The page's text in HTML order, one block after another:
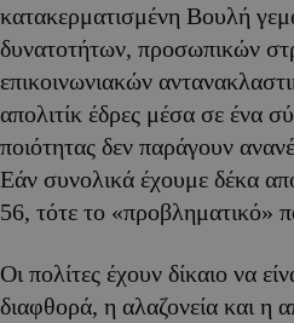
κατακερματισμένη Βουλή
δυνατοτήτων, προσωπικών
επικοινωνιακών
απολιτίκ έδρες μέσα σε ένα
ποιότητας δεν παράγουν
Εάν συνολικά έχουμε δέκα
56, τότε το «προβληματικό»
Οι πολίτες έχουν δίκαιο να
διαφθορά, η αλαζονεία και η